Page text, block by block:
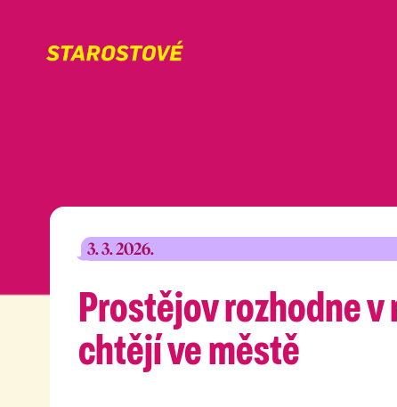
3. 3. 2026.
Prostějov rozhodne
chtějí ve městě